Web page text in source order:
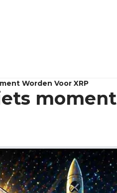
Worden Voor XRP
moment